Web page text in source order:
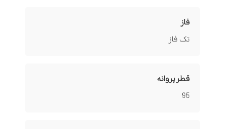
فاز
تک فاز
قطر پروانه
95